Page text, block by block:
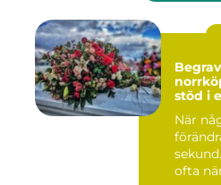
norrköping så
stöd i
När
ofta